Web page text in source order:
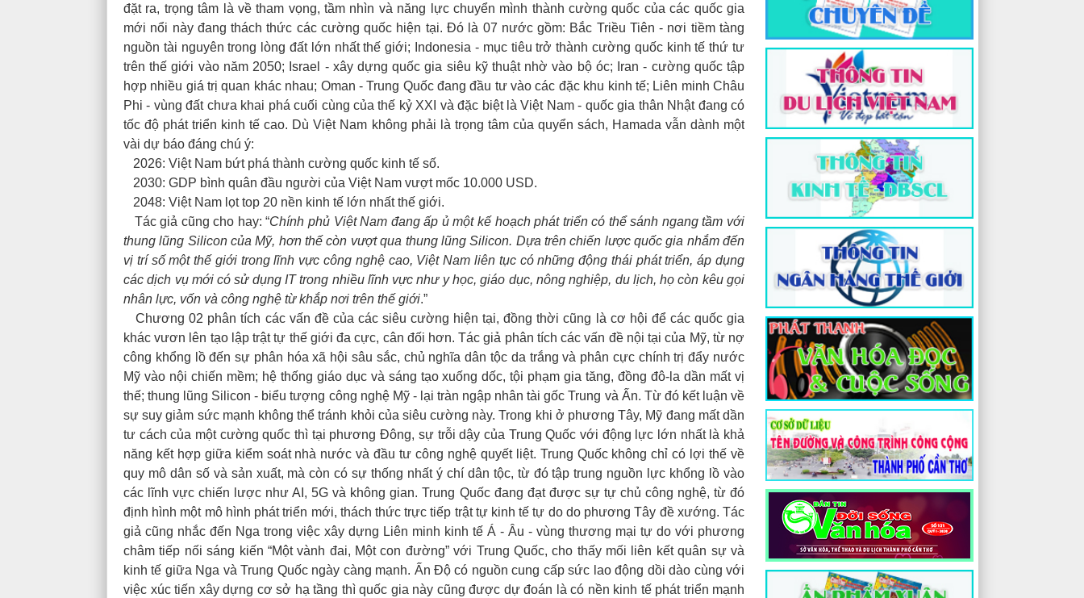
đặt ra, trọng tâm là về tham vọng, tầm nhìn và năng lực chuyển mình thành cường quốc của các quốc gia
mới nổi này đang thách thức các cường quốc hiện tại. Đó là 07 nước gồm: Bắc Triều Tiên - nơi tiềm tàng
nguồn tài nguyên trong lòng đất lớn nhất thế giới; Indonesia - mục tiêu trở thành cường quốc kinh tế thứ tư
trên thế giới vào năm 2050; Israel - xây dựng quốc gia siêu kỹ thuật nhờ vào bộ óc; Iran - cường quốc tập
hợp nhiều giá trị quan khác nhau; Oman - Trung Quốc đang đầu tư vào các đặc khu kinh tế; Liên minh Châu
Phi - vùng đất chưa khai phá cuối cùng của thế kỷ XXI và đặc biệt là Việt Nam - quốc gia thân Nhật đang có
tốc độ phát triển kinh tế cao. Dù Việt Nam không phải là trọng tâm của quyển sách, Hamada vẫn dành một
vài dự báo đáng chú ý:
2026: Việt Nam bứt phá thành cường quốc kinh tế số.
2030: GDP bình quân đầu người của Việt Nam vượt mốc 10.000 USD.
2048: Việt Nam lọt top 20 nền kinh tế lớn nhất thế giới.
Tác giả cũng cho hay: “Chính phủ Việt Nam đang ấp ủ một kế hoạch phát triển có thể sánh ngang tầm với
thung lũng Silicon của Mỹ, hơn thế còn vượt qua thung lũng Silicon. Dựa trên chiến lược quốc gia nhắm đến
vị trí số một thế giới trong lĩnh vực công nghệ cao, Việt Nam liên tục có những động thái phát triển, áp dụng
các dịch vụ mới có sử dụng IT trong nhiều lĩnh vực như y học, giáo dục, nông nghiệp, du lịch, họ còn kêu gọi
nhân lực, vốn và công nghệ từ khắp nơi trên thế giới.”
Chương 02 phân tích các vấn đề của các siêu cường hiện tại, đồng thời cũng là cơ hội để các quốc gia
khác vươn lên tạo lập trật tự thế giới đa cực, cân đối hơn. Tác giả phân tích các vấn đề nội tại của Mỹ, từ nợ
công khổng lồ đến sự phân hóa xã hội sâu sắc, chủ nghĩa dân tộc da trắng và phân cực chính trị đẩy nước
Mỹ vào nội chiến mềm; hệ thống giáo dục và sáng tạo xuống dốc, tội phạm gia tăng, đồng đô-la dần mất vị
thế; thung lũng Silicon - biểu tượng công nghệ Mỹ - lại tràn ngập nhân tài gốc Trung và Ấn. Từ đó kết luận về
sự suy giảm sức mạnh không thể tránh khỏi của siêu cường này. Trong khi ở phương Tây, Mỹ đang mất dần
tư cách của một cường quốc thì tại phương Đông, sự trỗi dậy của Trung Quốc với động lực lớn nhất là khả
năng kết hợp giữa kiểm soát nhà nước và đầu tư công nghệ quyết liệt. Trung Quốc không chỉ có lợi thế về
quy mô dân số và sản xuất, mà còn có sự thống nhất ý chí dân tộc, từ đó tập trung nguồn lực khổng lồ vào
các lĩnh vực chiến lược như AI, 5G và không gian. Trung Quốc đang đạt được sự tự chủ công nghệ, từ đó
định hình một mô hình phát triển mới, thách thức trực tiếp trật tự kinh tế tự do do phương Tây đề xướng. Tác
giả cũng nhắc đến Nga trong việc xây dựng Liên minh kinh tế Á - Âu - vùng thương mại tự do với phương
châm tiếp nối sáng kiến “Một vành đai, Một con đường” với Trung Quốc, cho thấy mối liên kết quân sự và
kinh tế giữa Nga và Trung Quốc ngày càng mạnh. Ấn Độ có nguồn cung cấp sức lao động dồi dào cùng với
việc xúc tiến xây dựng cơ sở hạ tầng thì quốc gia này cũng được dự đoán là có nền kinh tế phát triển mạnh